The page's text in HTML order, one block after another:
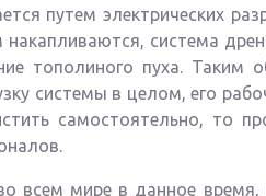
путем электрических
накапливаются, система
тополиного пуха. Таким
системы в целом, его
самостоятельно, то
всем мире в данное